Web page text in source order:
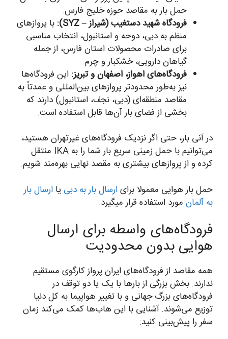
حمل بار به مقاصد حوزه خلیج فارس.
فرودگاه شهید دستغیب (شیراز – SYZ):
با پروازهای
منظم به دبی، دوحه و استانبول، انتخاب مناسبی
برای صادرات محصولات استان فارس، از جمله
گیاهان دارویی، خشکبار و چرم.
فرودگاه‌های اهواز، اصفهان و تبریز:این فرودگاه‌ها
نیز به‌طور محدودتر پروازهای بین‌المللی و عمدتاً به
مقاصد منطقه‌ای (دبی، نجف، استانبول) دارند که
بخشی از فضای بار آن‌ها قابل استفاده است.
در آنی بار، حتی اگر نزدیک فرودگاه‌های غیرتهران هستید،
می‌توانیم با حمل زمینی سریع بار شما را به IKA منتقل
کرده و از پروازهای بیشتری به مقصد نهایی بهره‌مند شویم.
حمل بار هوایی معمولا برایارسال بار به دبی یاارسال بار
به آلمانمورد استفاده قرار میگیرد.
فرودگاه‌های واسطه برای ارسال
هوایی بدون محدودیت
همه مقاصد از فرودگاه‌های ایران پرواز کارگوی مستقیم
ندارند. بخش بزرگی از بارها با یک یا دو توقف در
فرودگاه‌های بزرگ جهانی و با تغییر هواپیما به کل دنیا
توزیع می‌شوند. آشنایی با این هاب‌ها کمک می‌کند زمان
سفر را پیش‌بینی کنید: